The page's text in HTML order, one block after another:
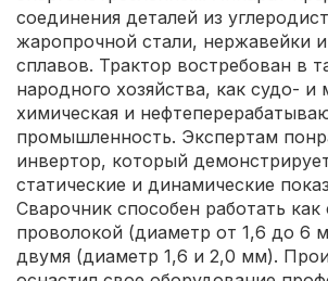
соединения деталей из
жаропрочной стали, нержавейки
сплавов. Трактор востребован в
народного хозяйства, как судо- и
химическая и
промышленность. Экспертам
инвертор, который
статические и динамические
Сварочник способен работать как
проволокой (диаметр от 1,6 до 6
двумя (диаметр 1,6 и 2,0 мм).